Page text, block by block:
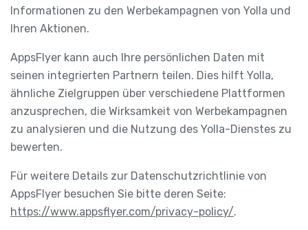
Informationen zu den Werbekampagnen von Yolla und
Ihren Aktionen.
AppsFlyer kann auch Ihre persönlichen Daten mit
seinen integrierten Partnern teilen. Dies hilft Yolla,
ähnliche Zielgruppen über verschiedene Plattformen
anzusprechen, die Wirksamkeit von Werbekampagnen
zu analysieren und die Nutzung des Yolla-Dienstes zu
bewerten.
Für weitere Details zur Datenschutzrichtlinie von
AppsFlyer besuchen Sie bitte deren Seite:
https://www.appsflyer.com/privacy-policy/.